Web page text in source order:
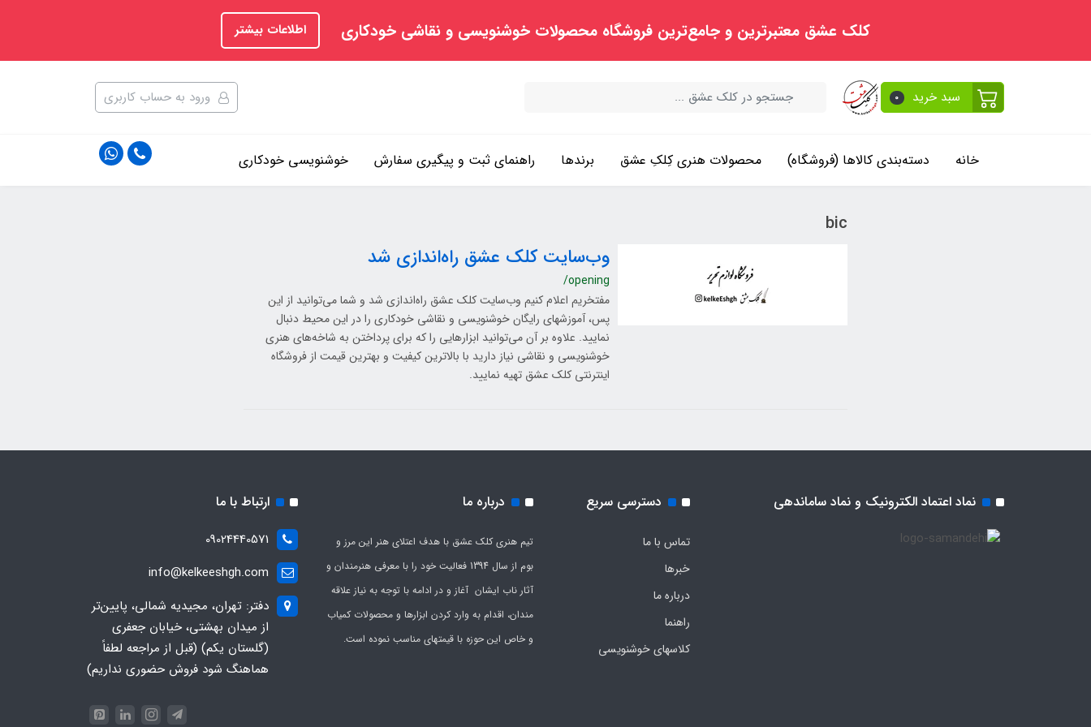
کلک عشق معتبرترین و جامع‌ترین فروشگاه محصولات خوشنویسی و نقاشی خودکاری اطلاعات بیشتر
سبد خرید 0 ورود به حساب کاربری
خانه دسته‌بندی کالاها (فروشگاه) محصولات هنری کِلکِ عشق برندها راهنمای ثبت و پیگیری سفارش خوشنویسی خودکاری
bic
وب‌سایت کلک عشق راه‌اندازی شد
/opening
مفتخریم اعلام کنیم وب‌سایت کلک عشق راه‌اندازی شد و شما می‌توانید از این
پس، آموزشهای رایگان خوشنویسی و نقاشی خودکاری را در این محیط دنبال
نمایید. علاوه بر آن می‌توانید ابزارهایی را که برای پرداختن به شاخه‌های هنری
خوشنویسی و نقاشی نیاز دارید با بالاترین کیفیت و بهترین قیمت از فروشگاه
اینترنتی کلک عشق تهیه نمایید.
نماد اعتماد الکترونیک و نماد ساماندهی دسترسی سریع
تماس با ما
خبرها
درباره ما
راهنما
کلاسهای خوشنویسی
درباره ما
تیم هنری کلک عشق با هدف اعتلای هنر این مرز و
بوم از سال 1394 فعالیت خود را با معرفی هنرمندان و
آثار ناب ایشان آغاز و در ادامه با توجه به نیاز علاقه
مندان، اقدام به وارد کردن ابزارها و محصولات کمیاب
و خاص این حوزه با قیمتهای مناسب نموده است.
ارتباط با ما
09024440571
info@kelkeeshgh.com
دفتر: تهران، مجیدیه شمالی، پایین‌تر
از میدان بهشتی، خیابان جعفری
(گلستان یکم) (قبل از مراجعه لطفاً
هماهنگ شود فروش حضوری نداریم)